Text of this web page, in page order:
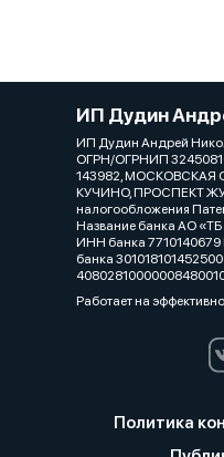
ИП Дудин
ИП Дудин Андрей
ОГРН/ОГРНИП
143982, МОСКОВСКАЯ
КУЧИНО, ПРОСПЕКТ
налогообложения
Название банка АО
ИНН банка 7710140679
банка
Работает на
Политика